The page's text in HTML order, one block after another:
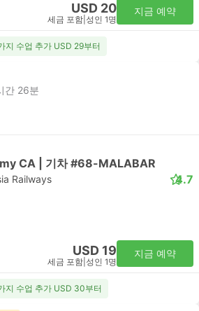
USD 20
세금 포함 성인 1명
지금 예약
지 수업 추가 USD 29부터
간 26분
CA | 기차 #68-MALABAR
Railways 4.7
USD 19
세금 포함 성인 1명
지금 예약
지 수업 추가 USD 30부터